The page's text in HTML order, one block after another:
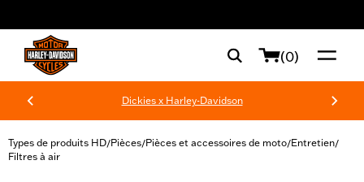
(0)
Dickies x Harley-Davidson
Types de produits HD/Pièces/Pièces et accessoires de moto/Entretien/
Filtres à air